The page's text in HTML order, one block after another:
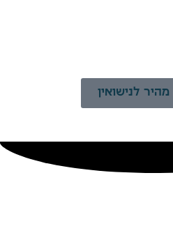
לנישואין